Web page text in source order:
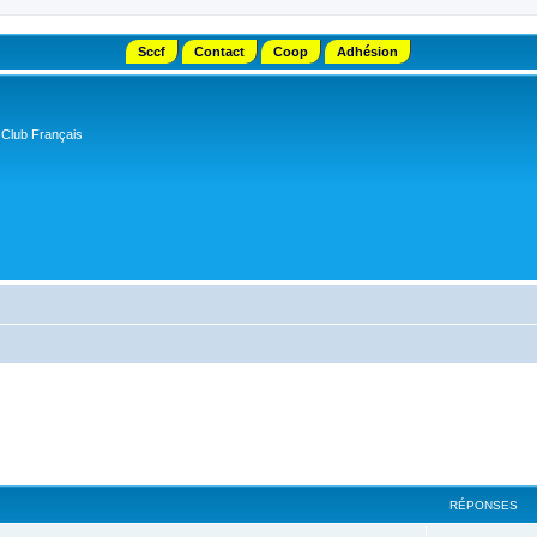
Sccf Contact Coop Adhésion
Français
RÉPONSES